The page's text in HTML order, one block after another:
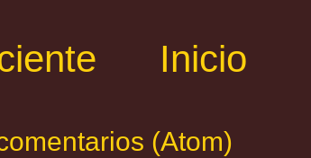
Inicio
(Atom)